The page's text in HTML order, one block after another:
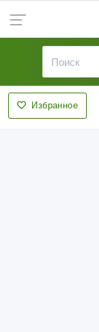
Избранное